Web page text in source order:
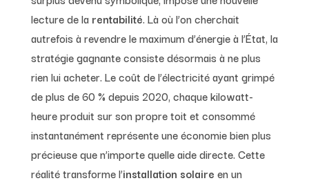
lecture de la rentabilité. Là où l’on cherchait
autrefois à revendre le maximum d’énergie à l’État, la
stratégie gagnante consiste désormais à ne plus
rien lui acheter. Le coût de l’électricité ayant grimpé
de plus de 60 % depuis 2020, chaque kilowatt-
heure produit sur son propre toit et consommé
instantanément représente une économie bien plus
précieuse que n’importe quelle aide directe. Cette
réalité transforme l’installation solaire en un